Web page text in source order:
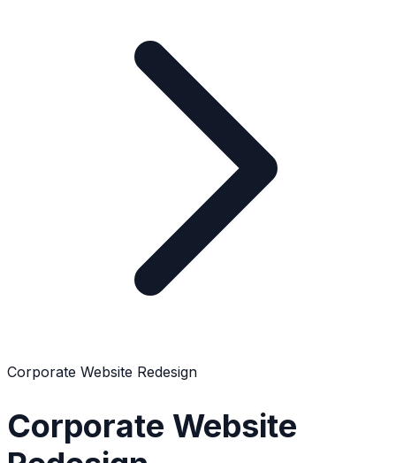
Corporate Website Redesign
Corporate Website